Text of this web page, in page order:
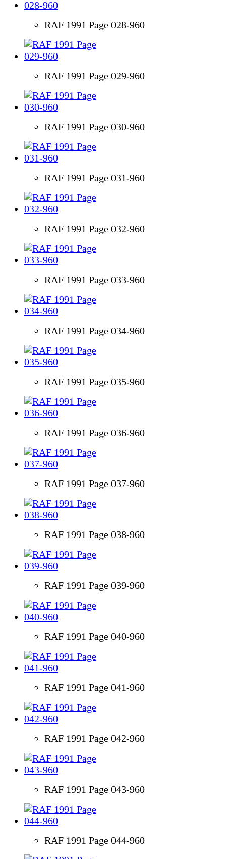
RAF 1991 Page 028-960
RAF 1991 Page 029-960
RAF 1991 Page 030-960
RAF 1991 Page 031-960
RAF 1991 Page 032-960
RAF 1991 Page 033-960
RAF 1991 Page 034-960
RAF 1991 Page 035-960
RAF 1991 Page 036-960
RAF 1991 Page 037-960
RAF 1991 Page 038-960
RAF 1991 Page 039-960
RAF 1991 Page 040-960
RAF 1991 Page 041-960
RAF 1991 Page 042-960
RAF 1991 Page 043-960
RAF 1991 Page 044-960